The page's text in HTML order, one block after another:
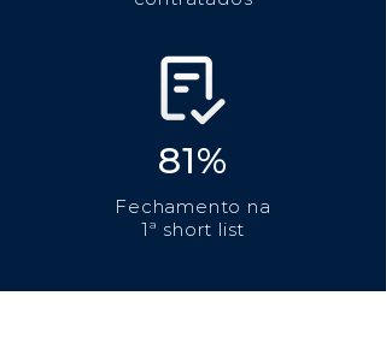
81%
Fechamento na
1ª short list